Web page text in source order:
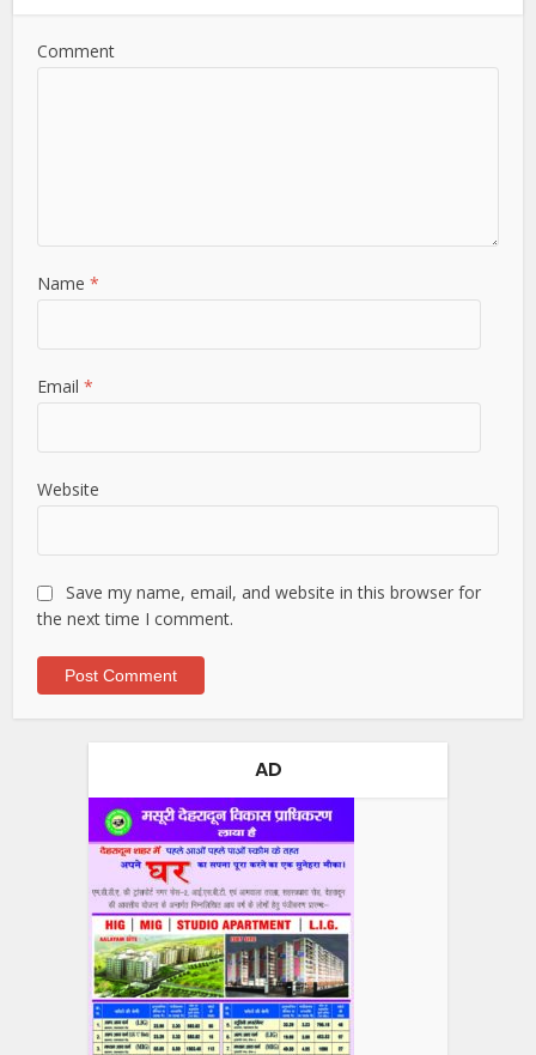
Comment
Name*
Email*
Website
Save my name, email, and website in this browser for
the next time I comment.
AD